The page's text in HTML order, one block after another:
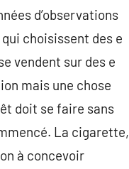
d’observations
choisissent des e
vendent sur des e
mais une chose
doit se faire sans
La cigarette,
à concevoir